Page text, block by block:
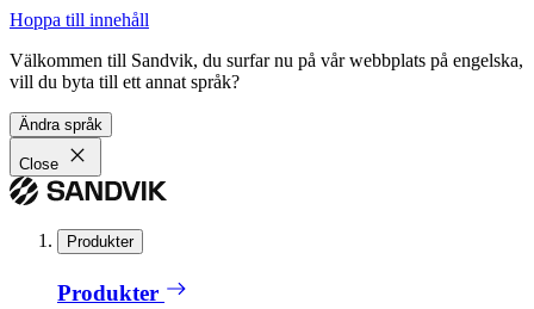
Hoppa till innehåll
Välkommen till Sandvik, du surfar nu på vår webbplats på engelska,
vill du byta till ett annat språk?
Ändra språk
Close
Produkter
Produkter